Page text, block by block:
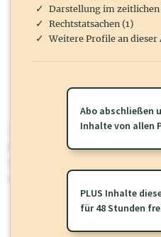
wirtschaft.at PLUS
Für dieses Profil gibt es
Sie momentan nicht einsehen
oder loggen Sie sich ein um diese
Darstellung im
Rechtstatsachen (1)
Weitere Profile an dieser
Abo abschließen
Inhalte von allen
PLUS Inhalte
für 48 Stunden